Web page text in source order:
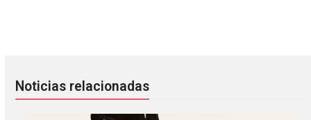
Noticias relacionadas